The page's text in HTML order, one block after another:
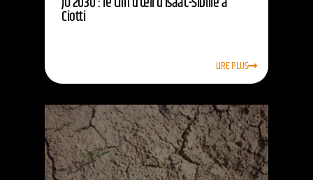
Ciotti
LIRE PLUS